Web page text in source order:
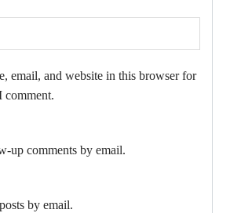
email, and website in this browser for
comment.
up comments by email.
by email.